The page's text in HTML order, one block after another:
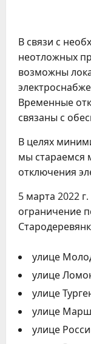
В связи с
неотложных
возможны
Временные
связаны с
В целях
мы стараемся
отключения
5 марта 2022
ограничение
улице
улице
улице
улице
улице